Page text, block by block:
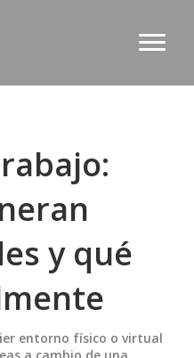
y qué
entorno físico o virtual